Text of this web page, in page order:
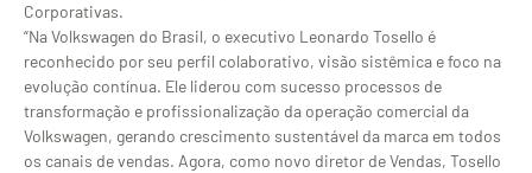
Corporativas.
“Na Volkswagen do Brasil, o executivo Leonardo Tosello é
reconhecido por seu perfil colaborativo, visão sistêmica e foco na
evolução contínua. Ele liderou com sucesso processos de
transformação e profissionalização da operação comercial da
Volkswagen, gerando crescimento sustentável da marca em todos
os canais de vendas. Agora, como novo diretor de Vendas, Tosello